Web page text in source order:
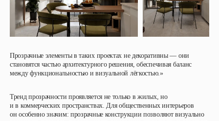
Прозрачные элементы в таких проектах не декоративны — они
становятся частью архитектурного решения, обеспечивая баланс
между функциональностью и визуальной лёгкостью.»
Тренд прозрачности проявляется не только в жилых, но
и в коммерческих пространствах. Для общественных интерьеров
он особенно значим: прозрачные конструкции позволяют визуально